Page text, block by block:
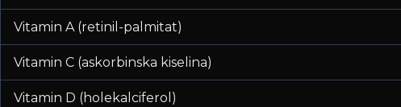
Vitamin A (retinil-palmitat)
Vitamin C (askorbinska kiselina)
Vitamin D (holekalciferol)